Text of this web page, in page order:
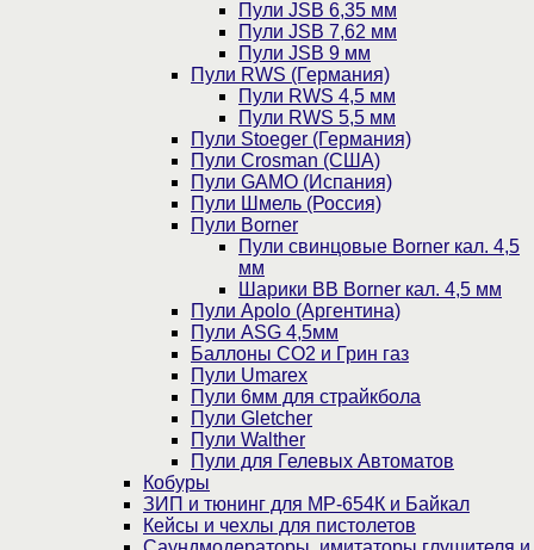
Пули JSB 6,35 мм
Пули JSB 7,62 мм
Пули JSB 9 мм
Пули RWS (Германия)
Пули RWS 4,5 мм
Пули RWS 5,5 мм
Пули Stoeger (Германия)
Пули Crosman (США)
Пули GAMO (Испания)
Пули Шмель (Россия)
Пули Borner
Пули свинцовые Borner кал. 4,5
мм
Шарики BB Borner кал. 4,5 мм
Пули Apolo (Аргентина)
Пули ASG 4,5мм
Баллоны CO2 и Грин газ
Пули Umarex
Пули 6мм для страйкбола
Пули Gletcher
Пули Walther
Пули для Гелевых Автоматов
Кобуры
ЗИП и тюнинг для МР-654К и Байкал
Кейсы и чехлы для пистолетов